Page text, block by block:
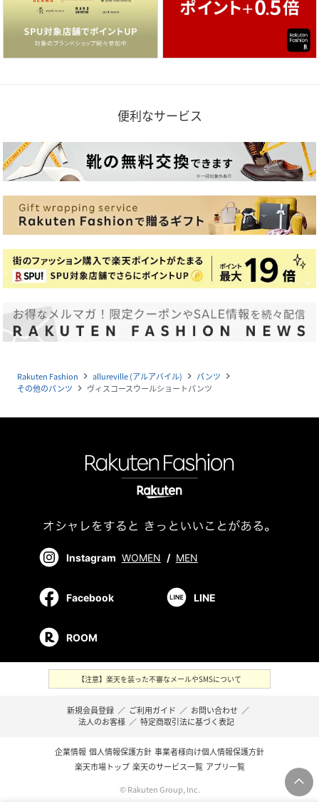
便利なサービス
Rakuten Fashion navigate_next allureville (アルアバイル) navigate_next パンツ navigate_next
その他のパンツ navigate_next ヴィスコースウールショートパンツ
Instagram WOMEN / MEN
Facebook LINE
ROOM
【注意】楽天を装った不審なメールやSMSについて
新規会員登録 ／ ご利用ガイド ／ お問い合わせ ／
法人のお客様 ／ 特定商取引法に基づく表記
企業情報 個人情報保護方針 事業者様向け個人情報保護方針
楽天市場トップ 楽天のサービス一覧 アプリ一覧
© Rakuten Group, Inc.